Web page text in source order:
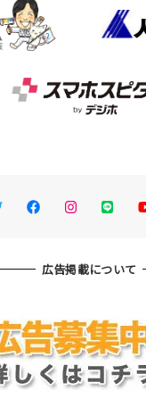
TwitterFacebookInstagram
LINE
広告掲載について